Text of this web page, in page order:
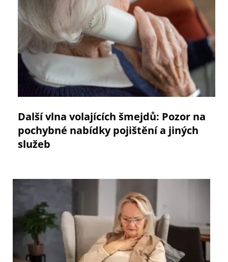
Další vlna volajících šmejdů: Pozor na
pochybné nabídky pojištění a jiných
služeb